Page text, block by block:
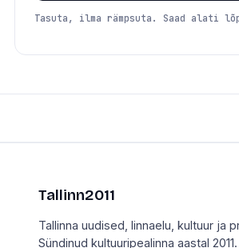
Tasuta, ilma rämpsuta. Saad alati
Tallinn2011
Tallinna uudised, linnaelu, kultuur ja
Sündinud kultuuripealinna aastal 2011.